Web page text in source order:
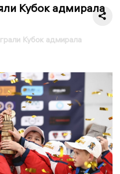
Кубок адмирала
Кубок адмирала